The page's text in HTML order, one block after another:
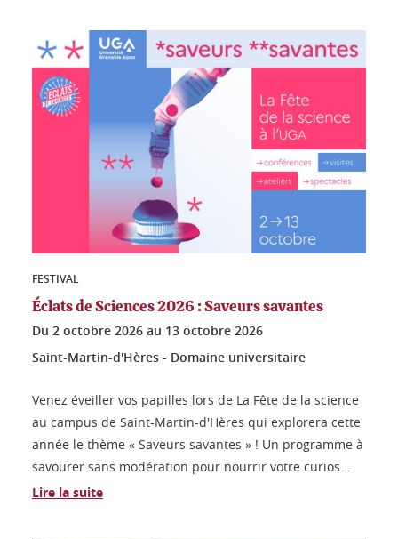
FESTIVAL
Éclats de Sciences 2026 : Saveurs savantes
Du 2 octobre 2026 au 13 octobre 2026
Saint-Martin-d'Hères - Domaine universitaire
Venez éveiller vos papilles lors de La Fête de la science
au campus de Saint-Martin-d'Hères qui explorera cette
année le thème « Saveurs savantes » ! Un programme à
savourer sans modération pour nourrir votre curios...
Lire la suite